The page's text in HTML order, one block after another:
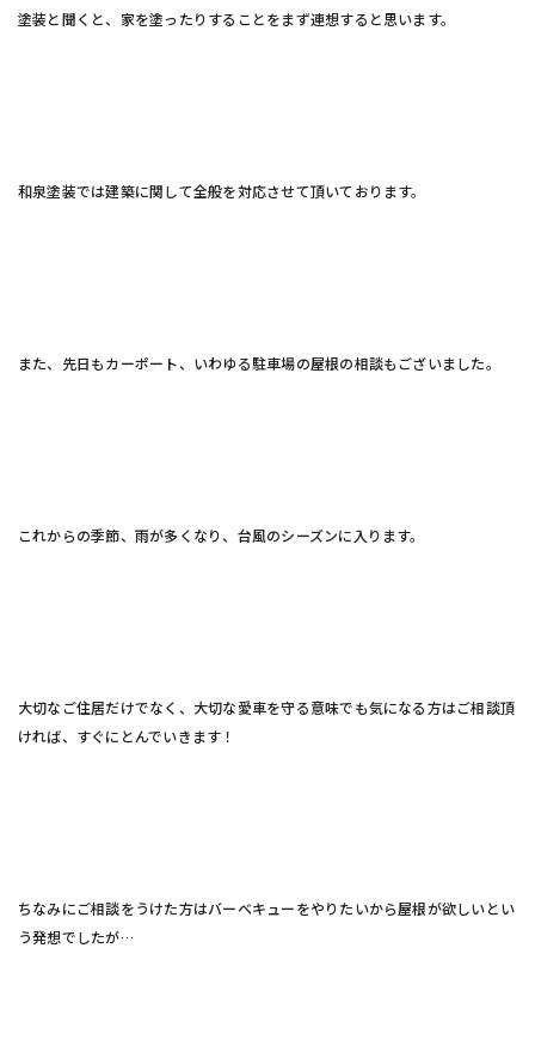
塗装と聞くと、家を塗ったりすることをまず連想すると思います。
和泉塗装では建築に関して全般を対応させて頂いております。
また、先日もカーポート、いわゆる駐車場の屋根の相談もございました。
これからの季節、雨が多くなり、台風のシーズンに入ります。
大切なご住居だけでなく、大切な愛車を守る意味でも気になる方はご相談頂
ければ、すぐにとんでいきます！
ちなみにご相談をうけた方はバーベキューをやりたいから屋根が欲しいとい
う発想でしたが…